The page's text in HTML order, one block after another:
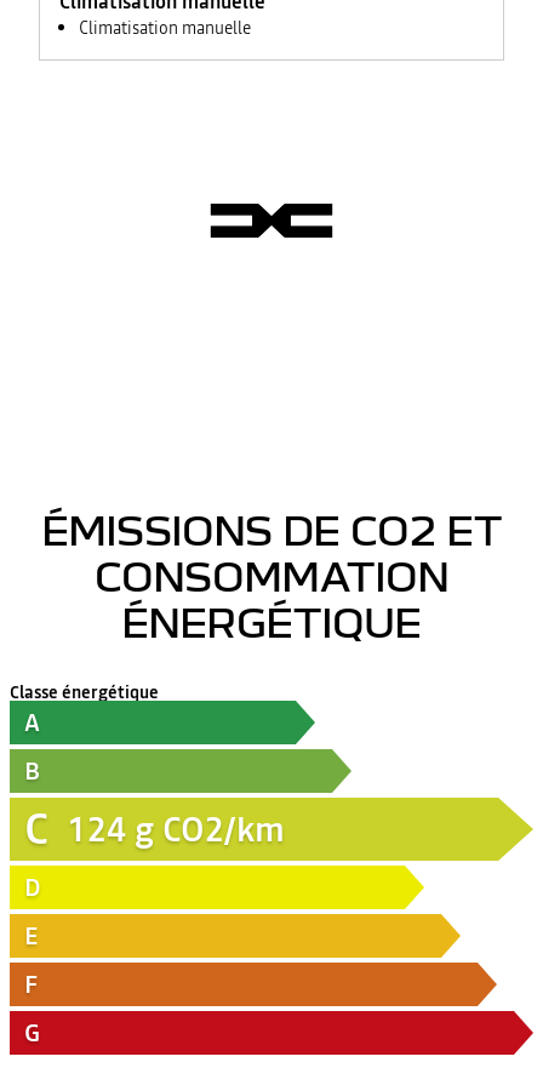
Climatisation manuelle
ÉMISSIONS DE CO2 ET
CONSOMMATION
ÉNERGÉTIQUE
Classe énergétique
A
B
C 124 g CO2/km
D
E
F
G